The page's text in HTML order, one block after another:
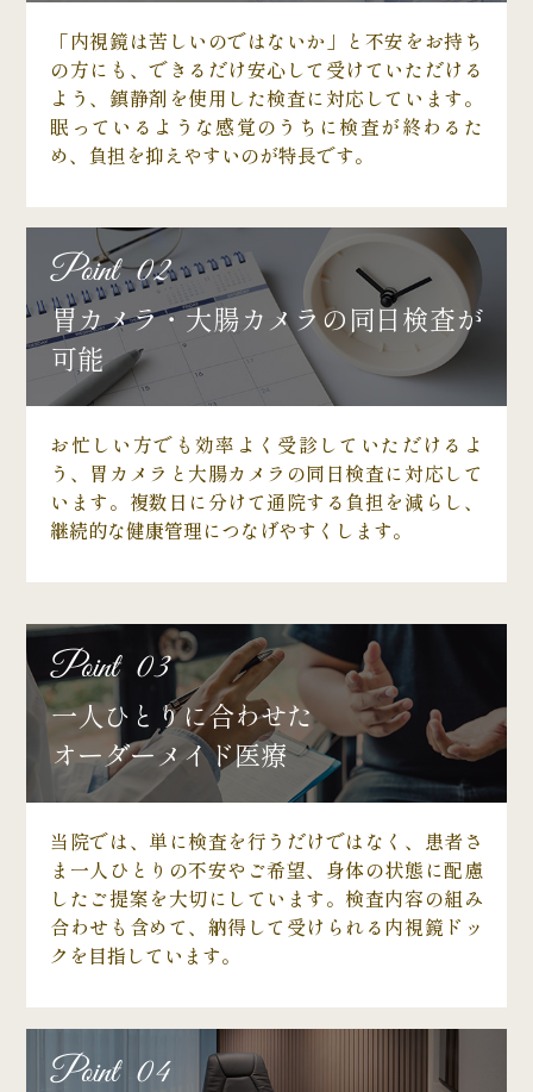
「内視鏡は苦しいのではないか」と不安をお持ち
の方にも、できるだけ安心して受けていただける
よう、鎮静剤を使用した検査に対応しています。
眠っているような感覚のうちに検査が終わるた
め、負担を抑えやすいのが特長です。
Point 02
胃カメラ・大腸カメラの同日検査が
可能
お忙しい方でも効率よく受診していただけるよ
う、胃カメラと大腸カメラの同日検査に対応して
います。複数日に分けて通院する負担を減らし、
継続的な健康管理につなげやすくします。
Point 03
一人ひとりに合わせた
オーダーメイド医療
当院では、単に検査を行うだけではなく、患者さ
ま一人ひとりの不安やご希望、身体の状態に配慮
したご提案を大切にしています。検査内容の組み
合わせも含めて、納得して受けられる内視鏡ドッ
クを目指しています。
Point 04